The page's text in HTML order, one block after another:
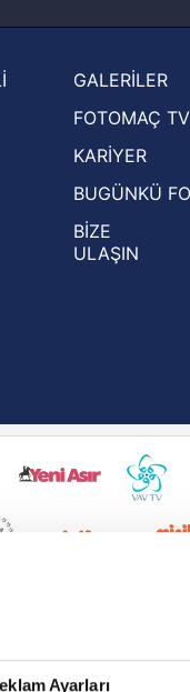
Ayarları
3. Ön
oldu!
Hernan
oldu
GALERİLER
FOTOMAÇ TV
KARİYER
BUGÜNKÜ
BİZE
ULAŞIN